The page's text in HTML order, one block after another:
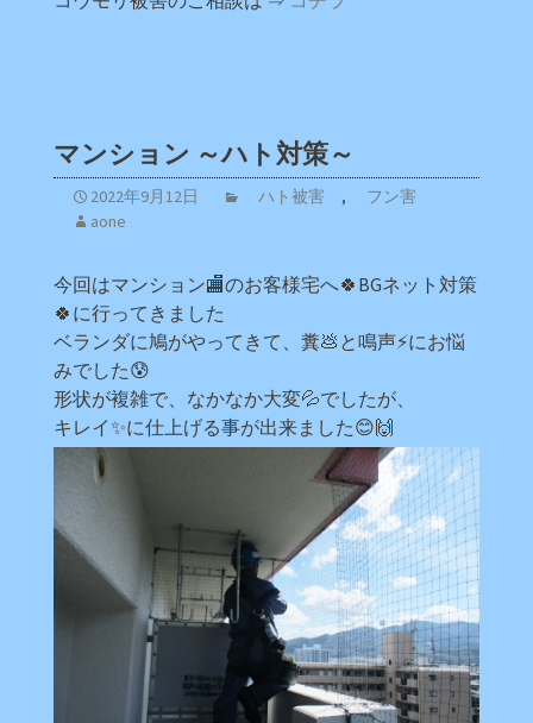
マンション ～ハト対策～
2022年9月12日 ハト被害 ,
フン害
aone
今回はマンション🏬のお客様宅へ🍀BGネット対策
🍀に行ってきました
ベランダに鳩がやってきて、糞💩と鳴声⚡にお悩
みでした😰
形状が複雑で、なかなか大変💦でしたが、
キレイ✨に仕上げる事が出来ました😊🙌